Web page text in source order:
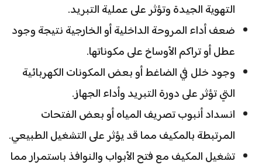
التهوية الجيدة وتؤثر على عملية التبريد.
ضعف أداء المروحة الداخلية أو الخارجية نتيجة وجود
عطل أو تراكم الأوساخ على مكوناتها.
وجود خلل في الضاغط أو بعض المكونات الكهربائية
التي تؤثر على دورة التبريد وأداء الجهاز.
انسداد أنبوب تصريف المياه أو بعض الفتحات
المرتبطة بالمكيف مما قد يؤثر على التشغيل الطبيعي.
تشغيل المكيف مع فتح الأبواب والنوافذ باستمرار مما